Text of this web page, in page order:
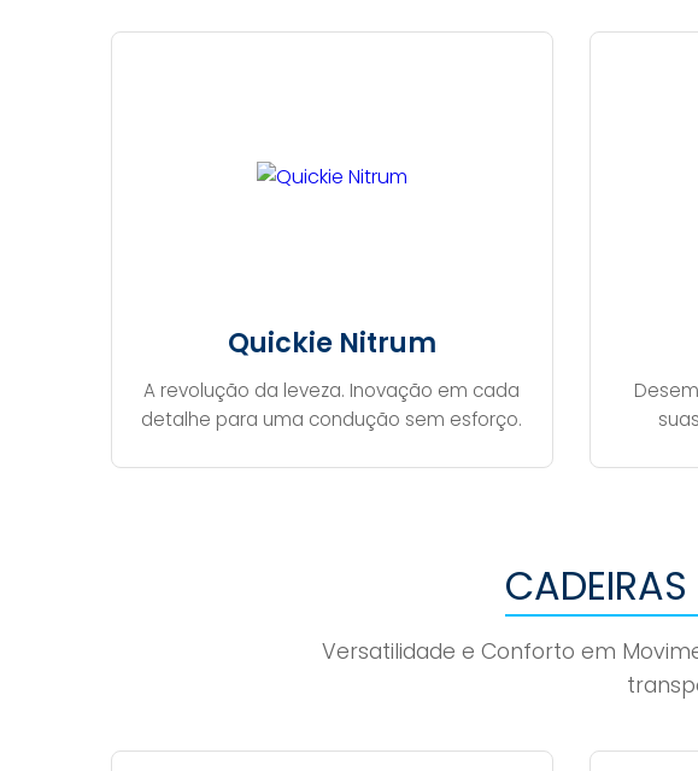
Quickie Nitrum
A revolução da leveza. Inovação em cada
detalhe para uma condução sem esforço.
Versatilidade e Conforto em